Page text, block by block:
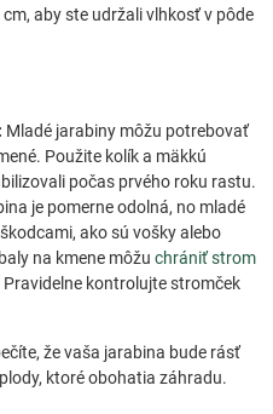
aby ste udržali vlhkosť v pôde
Mladé jarabiny môžu potrebovať
Použite kolík a mäkkú
počas prvého roku rastu.
je pomerne odolná, no mladé
ako sú vošky alebo
na kmene môžu chrániť strom
kontrolujte stromček
že vaša jarabina bude rásť
ktoré obohatia záhradu.